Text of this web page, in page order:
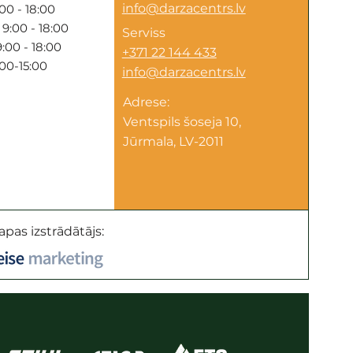
- 18:00
- 18:00
- 18:00
15:00
info@darzacentrs.lv
Serviss
+371 22 144 433
info@darzacentrs.lv
Adrese:
Ventspils šoseja 10,
Jūrmala, LV-2011
izstrādātājs: